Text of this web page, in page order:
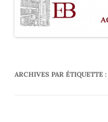
ARCHIVES PAR ÉTIQUETTE :